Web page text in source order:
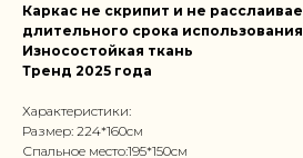
Каркас не скрипит и не
длительного срока
Износостойкая ткань
Тренд 2025 года
Характеристики:
Размер: 224*160см
Спальное место:195*150см